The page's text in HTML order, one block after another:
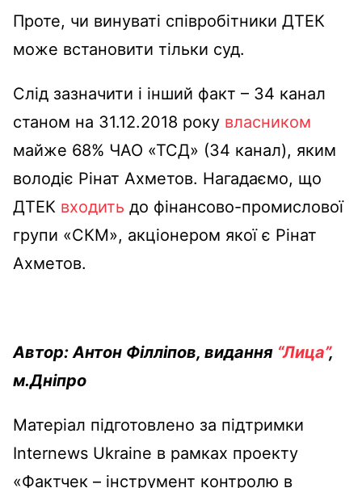
Проте, чи винуваті співробітники ДТЕК
може встановити тільки суд.
Слід зазначити і інший факт – 34 канал
станом на 31.12.2018 року власником
майже 68% ЧАО «ТСД» (34 канал), яким
володіє Рінат Ахметов. Нагадаємо, що
ДТЕК входить до фінансово-промислової
групи «СКМ», акціонером якої є Рінат
Ахметов.
Автор: Антон Філліпов, видання “Лица”,
м.Дніпро
Матеріал підготовлено за підтримки
Internews Ukraine в рамках проекту
«Фактчек – інструмент контролю в